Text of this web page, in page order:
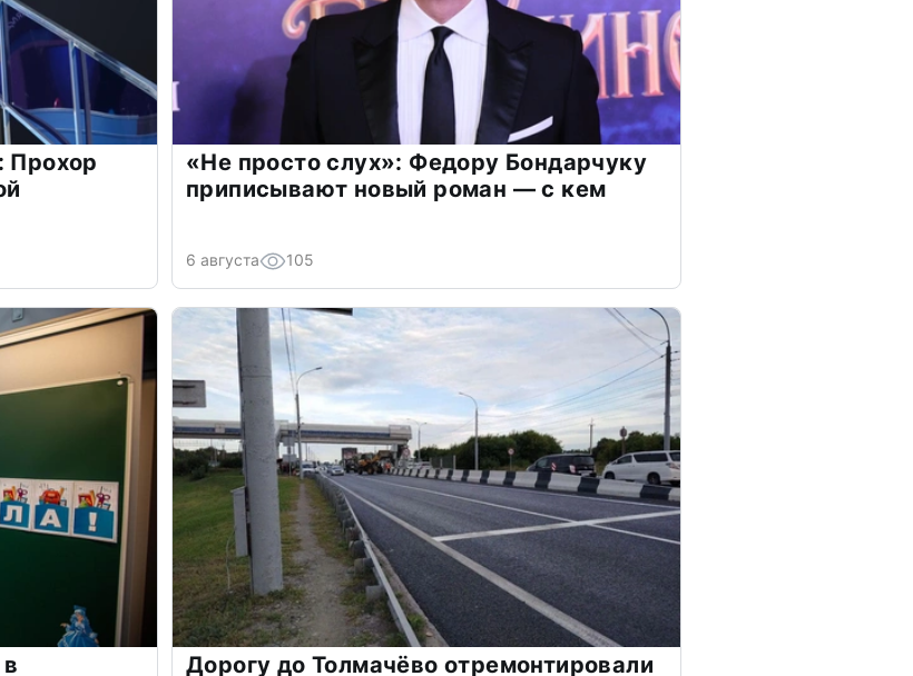
Прохор
«Не просто слух»: Федору Бондарчуку
приписывают новый роман — с кем
6 августа 105
Дорогу до Толмачёво отремонтировали